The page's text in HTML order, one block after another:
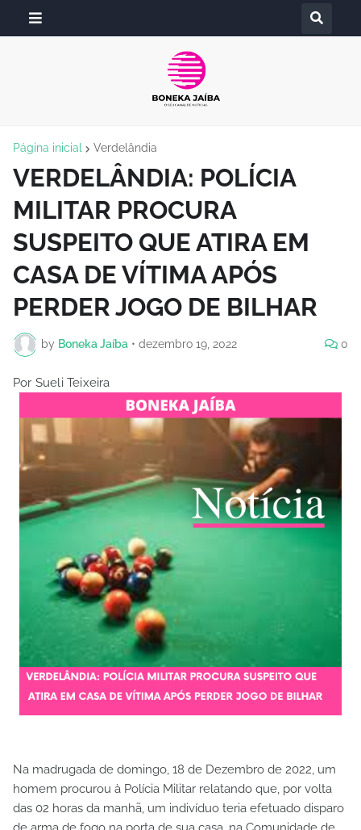
Página inicial Verdelândia
VERDELÂNDIA: POLÍCIA
MILITAR PROCURA
SUSPEITO QUE ATIRA EM
CASA DE VÍTIMA APÓS
PERDER JOGO DE BILHAR
by Boneka Jaíba • dezembro 19, 2022 0
Por Sueli Teixeira
Na madrugada de domingo, 18 de Dezembro de 2022, um
homem procurou à Polícia Militar relatando que, por volta
das 02 horas da manhã, um indivíduo teria efetuado disparo